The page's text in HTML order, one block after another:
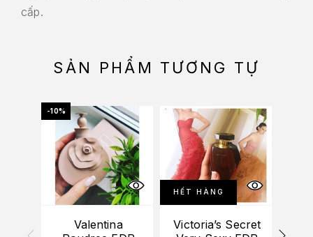
cấp.
SẢN PHẨM TƯƠNG TỰ
-10%
Valentina
HẾT HÀNG
Victoria’s Secret